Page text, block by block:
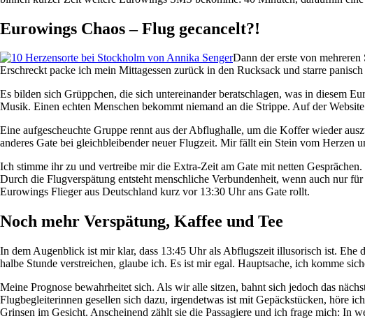
Eurowings Chaos – Flug gecancelt?!
Dann der erste von
Erschreckt packe ich mein Mittagessen zurück in den Rucksack und starre
Es bilden sich Grüppchen, die sich untereinander beratschlagen, was in diesem
Musik. Einen echten Menschen bekommt niemand an die Strippe. Auf der
Eine aufgescheuchte Gruppe rennt aus der Abflughalle, um die Koffer wieder
anderes Gate bei gleichbleibender neuer Flugzeit. Mir fällt ein Stein vom Herzen
Ich stimme ihr zu und vertreibe mir die Extra-Zeit am Gate mit netten
Durch die Flugverspätung entsteht menschliche Verbundenheit, wenn auch nur
Eurowings Flieger aus Deutschland kurz vor 13:30 Uhr ans Gate rollt.
Noch mehr Verspätung, Kaffee und Tee
In dem Augenblick ist mir klar, dass 13:45 Uhr als Abflugszeit illusorisch ist. Ehe
halbe Stunde verstreichen, glaube ich. Es ist mir egal. Hauptsache, ich komme
Meine Prognose bewahrheitet sich. Als wir alle sitzen, bahnt sich jedoch das
Flugbegleiterinnen gesellen sich dazu, irgendetwas ist mit Gepäckstücken, höre
Grinsen im Gesicht. Anscheinend zählt sie die Passagiere und ich frage mich: In